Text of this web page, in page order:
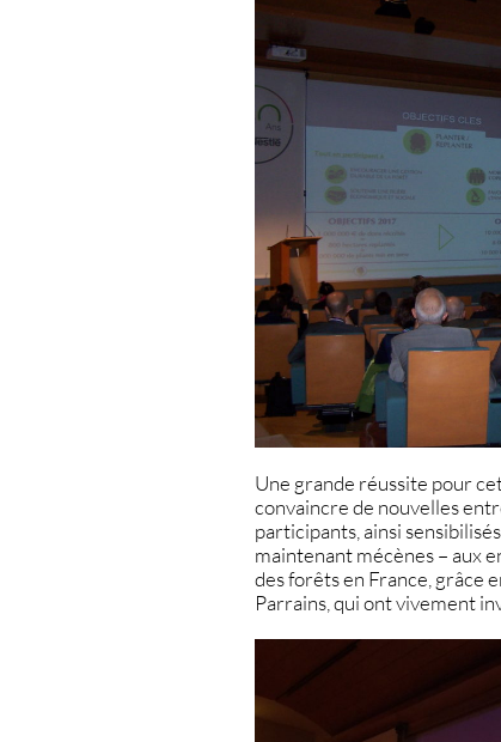
Une grande réussite pour
convaincre de nouvelles
participants, ainsi
maintenant mécènes – aux
des forêts en France, grâce
Parrains, qui ont vivement